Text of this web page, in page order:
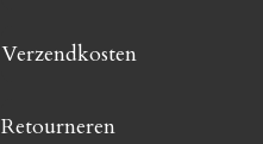
Verzendkosten
Retourneren